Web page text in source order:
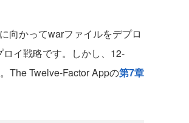
向かってwarファイルをデプロ
イ戦略です。しかし、12-
The Twelve-Factor Appの第7章